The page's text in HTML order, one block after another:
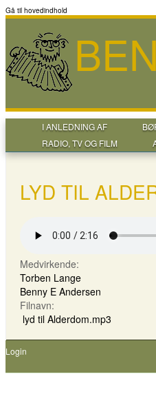
Gå til hovedindhold
I ANLEDNING AF
RADIO, TV OG FILM
LYD TIL
Medvirkende:
Torben Lange
Benny E Andersen
Filnavn:
lyd til Alderdom.mp3
Login